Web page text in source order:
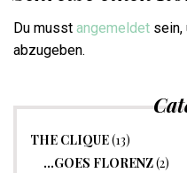
Du musst angemeldet sein,
abzugeben.
THE CLIQUE(13)
…GOES FLORENZ(2)